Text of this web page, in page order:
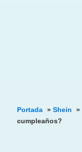
Portada » Shein »
cumpleaños?